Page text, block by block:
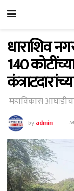
धाराशिव
140
महाविकास
byadmin